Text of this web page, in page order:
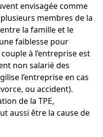
envisagée comme
membres de la
la famille et le
faiblesse pour
à l’entreprise est
non salarié des
l’entreprise en cas
ou accident).
de la TPE,
aussi être la cause de